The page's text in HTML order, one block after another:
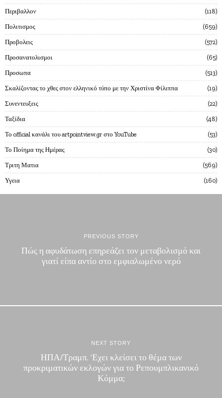
Περιβαλλον 118
Πολιτισμος 659
Προβολεις 572
Προσανατολισμοι 65
Προσωπα 513
Σκαλίζοντας το χθες στον ελληνικό τύπο με την Χριστίνα Φίλιππα 19
Συνεντευξεις 22
Ταξίδια 48
Το official κανάλι του artpointview.gr στο YouTube 53
Το Ποίημα της Ημέρας 30
Τριτη Ματια 569
Υγεια 160
PREVIOUS STORY
Πώς η αφυδάτωση επηρεάζει τον μεταβολισμό και
γιατί είπα αντίο στο εμφιαλωμένο νερό
NEXT STORY
ΗΠΑ/Τραμπ. ‘Εχει κλείσει το θέμα των
προκριματικών εκλογών για το Ρεπουμπλικανικό
Κόμμα;